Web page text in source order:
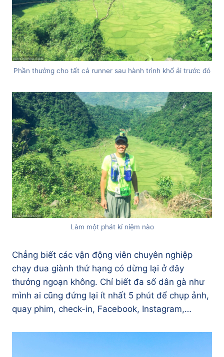
Phần thưởng cho tất cả runner sau hành trình khổ ải trước đó
Làm một phát kỉ niệm nào
Chẳng biết các vận động viên chuyên nghiệp
chạy đua giành thứ hạng có dừng lại ở đây
thưởng ngoạn không. Chỉ biết đa số dân gà như
mình ai cũng đứng lại ít nhất 5 phút để chụp ảnh,
quay phim, check-in, Facebook, Instagram,…